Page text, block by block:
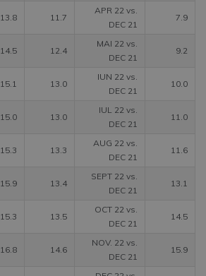
13.8 11.7
APR 22 vs.
DEC 21
7.9
14.5 12.4
MAI 22 vs.
DEC 21
9.2
15.1 13.0
IUN 22 vs.
DEC 21
10.0
15.0 13.0
IUL 22 vs.
DEC 21
11.0
15.3 13.3
AUG 22 vs.
DEC 21
11.6
15.9 13.4
SEPT 22 vs.
DEC 21
13.1
15.3 13.5
OCT 22 vs.
DEC 21
14.5
16.8 14.6
NOV. 22 vs.
DEC 21
15.9